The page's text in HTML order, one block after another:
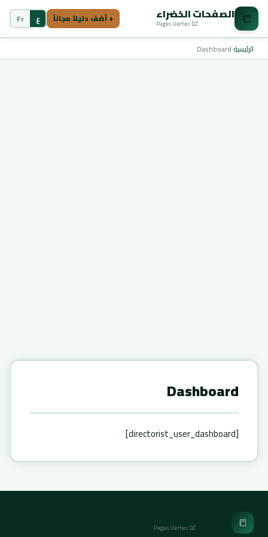
📒 الصفحات الخضراء
Pages Vertes DZ + أضف دليلاً مجاناً ع Fr
الرئيسية›
Dashboard
Dashboard
[directorist_user_dashboard]
📒
Pages Vertes DZ